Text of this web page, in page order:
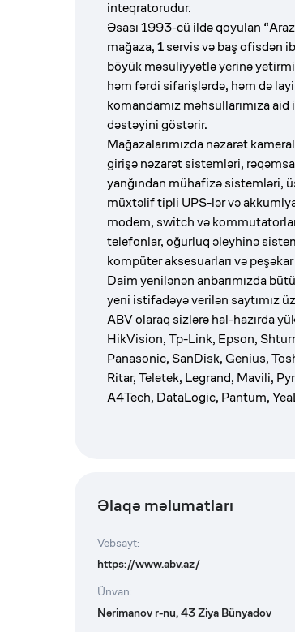
inteqratorudur.
Əsası 1993-cü ildə qoyulan
mağaza, 1 servis və baş ofisdən
böyük məsuliyyətlə yerinə
həm fərdi sifarişlərdə, həm də
komandamız məhsullarımıza
dəstəyini göstərir.
Mağazalarımızda nəzarət
girişə nəzarət sistemləri,
yanğından mühafizə sistemləri,
müxtəlif tipli UPS-lər və
modem, switch və
telefonlar, oğurluq əleyhinə
kompüter aksesuarları və
Daim yenilənən anbarımızda
yeni istifadəyə verilən saytımız
ABV olaraq sizlərə hal-hazırda
HikVision, Tp-Link, Epson,
Panasonic, SanDisk, Genius,
Ritar, Teletek, Legrand, Mavili,
A4Tech, DataLogic, Pantum,
Əlaqə məlumatları
Vebsayt:
https://www.abv.az/
Ünvan:
Nərimanov r-nu, 43 Ziya Bünyadov